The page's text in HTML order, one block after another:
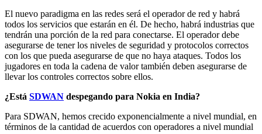
El nuevo paradigma en las redes será el operador de red y habrá
todos los servicios que estarán en él. De hecho, habrá industrias que
tendrán una porción de la red para conectarse. El operador debe
asegurarse de tener los niveles de seguridad y protocolos correctos
con los que pueda asegurarse de que no haya ataques. Todos los
jugadores en toda la cadena de valor también deben asegurarse de
llevar los controles correctos sobre ellos.
¿Está SDWAN despegando para Nokia en India?
Para SDWAN, hemos crecido exponencialmente a nivel mundial, en
términos de la cantidad de acuerdos con operadores a nivel mundial